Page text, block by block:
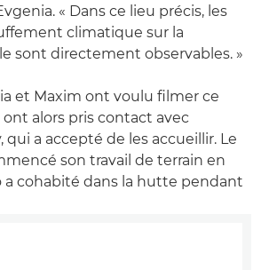
« Dans ce lieu précis, les
climatique sur la
sont directement observables. »
et Maxim ont voulu filmer ce
alors pris contact avec
qui a accepté de les accueillir. Le
son travail de terrain en
a cohabité dans la hutte pendant